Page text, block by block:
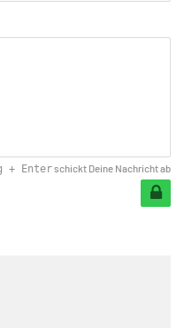
+ Enterschickt Deine Nachricht ab